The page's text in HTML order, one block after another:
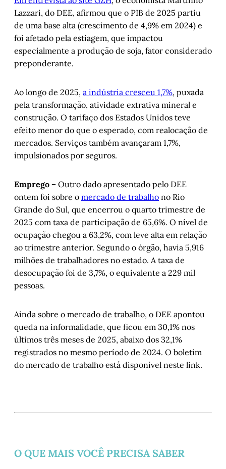
Lazzari, do DEE, afirmou que o PIB de 2025 partiu
de uma base alta (crescimento de 4,9% em 2024) e
foi afetado pela estiagem, que impactou
especialmente a produção de soja, fator considerado
preponderante.
Ao longo de 2025, a indústria cresceu 1,7%, puxada
pela transformação, atividade extrativa mineral e
construção. O tarifaço dos Estados Unidos teve
efeito menor do que o esperado, com realocação de
mercados. Serviços também avançaram 1,7%,
impulsionados por seguros.
Emprego – Outro dado apresentado pelo DEE
ontem foi sobre o mercado de trabalho no Rio
Grande do Sul, que encerrou o quarto trimestre de
2025 com taxa de participação de 65,6%. O nível de
ocupação chegou a 63,2%, com leve alta em relação
ao trimestre anterior. Segundo o órgão, havia 5,916
milhões de trabalhadores no estado. A taxa de
desocupação foi de 3,7%, o equivalente a 229 mil
pessoas.
Ainda sobre o mercado de trabalho, o DEE apontou
queda na informalidade, que ficou em 30,1% nos
últimos três meses de 2025, abaixo dos 32,1%
registrados no mesmo período de 2024. O boletim
do mercado de trabalho está disponível neste link.
O QUE MAIS VOCÊ PRECISA SABER